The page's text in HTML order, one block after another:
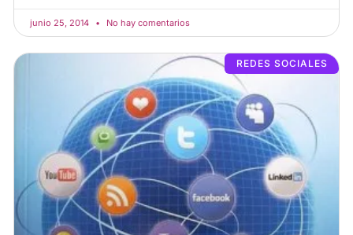
junio 25, 2014 No hay comentarios
REDES SOCIALES